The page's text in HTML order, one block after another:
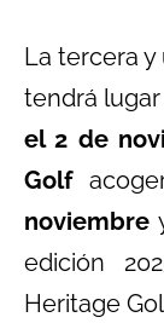
La tercera
tendrá
el 2 de
Golf
noviembre
edición
Heritage